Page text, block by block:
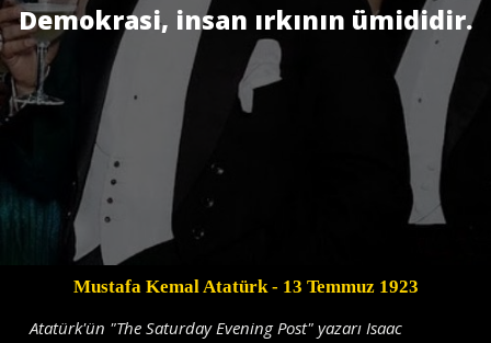
Demokrasi, insan ırkı­nın ümididir.
Mustafa Kemal Atatürk- 13 Temmuz 1923
Atatürk'ün "The Saturday Evening Post" yazarı Isaac